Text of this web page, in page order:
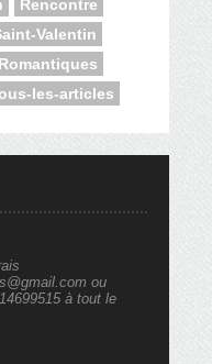
Rencontre
Valentin
les-articles
ou
à tout le